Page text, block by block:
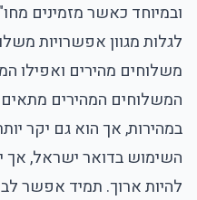
לגלות מגוון אפשרויות
משלוחים מהירים ואפילו
המשלוחים המהירים
במהירות, אך הוא גם יקר
השימוש בדואר ישראל, אך
להיות ארוך. תמיד אפשר